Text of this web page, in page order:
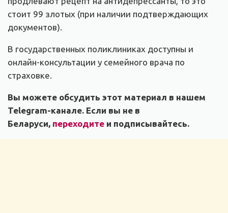
стоит 99 злотых (при наличии подтверждающих
документов).
В государственных поликлиниках доступны и
онлайн-консультации у семейного врача по
страховке.
Вы можете обсудить этот материал в нашем
Telegram-канале. Если вы не в
Беларуси, переходите и подписывайтесь.